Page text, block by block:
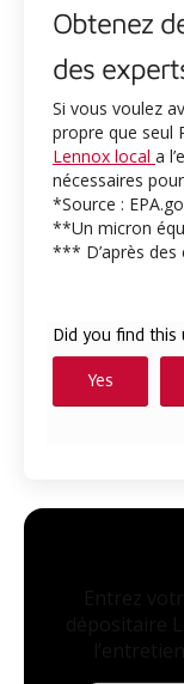
Obtenez
des
Si vous voulez
propre que seul
Lennox local a
nécessaires
*Source :
**Un micron
*** D’après des